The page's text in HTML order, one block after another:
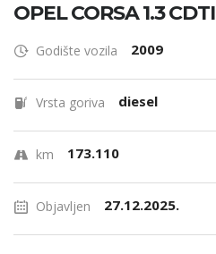
OPEL CORSA 1.3 CDTI
Godište vozila 2009
Vrsta goriva diesel
km 173.110
Objavljen 27.12.2025.